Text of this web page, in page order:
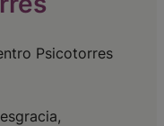
Psicotorres